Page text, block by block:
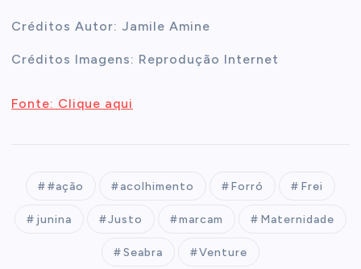
Créditos Autor: Jamile Amine
Créditos Imagens: Reprodução Internet
Fonte: Clique aqui
#ação acolhimento Forró Frei
junina Justo marcam Maternidade
Seabra Venture